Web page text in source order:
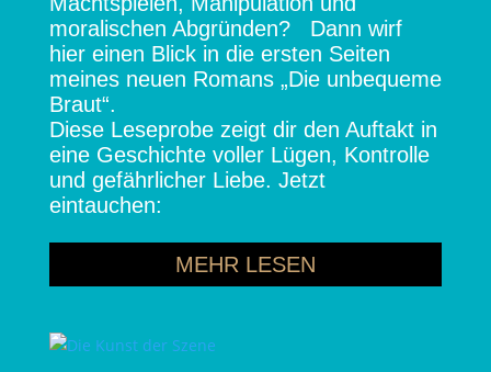
moralischen Abgründen? Dann wirf
hier einen Blick in die ersten Seiten
meines neuen Romans „Die unbequeme
Braut“.
Diese Leseprobe zeigt dir den Auftakt in
eine Geschichte voller Lügen, Kontrolle
und gefährlicher Liebe. Jetzt
eintauchen:
MEHR LESEN